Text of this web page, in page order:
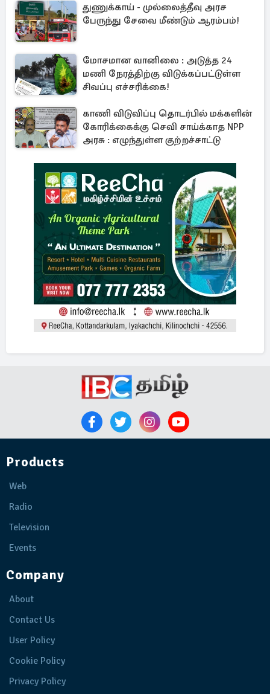
துணுக்காய் - முல்லைத்தீவு அரச
பேருந்து சேவை மீண்டும் ஆரம்பம்!
மோசமான வானிலை : அடுத்த 24
மணி நேரத்திற்கு விடுக்கப்பட்டுள்ள
சிவப்பு எச்சரிக்கை!
காணி விடுவிப்பு தொடர்பில் மக்களின்
கோரிக்கைக்கு செவி சாய்க்காத NPP
அரசு : எழுந்துள்ள குற்றச்சாட்டு
Products
Web
Radio
Television
Events
Company
About
Contact Us
User Policy
Cookie Policy
Privacy Policy